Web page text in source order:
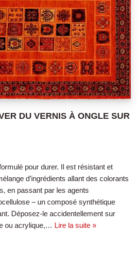
DU VERNIS À ONGLE SUR
pour durer. Il est résistant et
d’ingrédients allant des colorants
en passant par les agents
– un composé synthétique
Déposez-le accidentellement sur
ou acrylique,… Lire la suite »